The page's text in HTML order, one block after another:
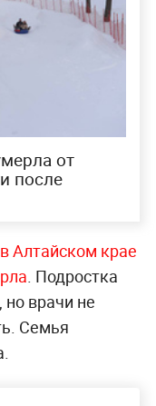
от
после
в Алтайском крае
. Подростка
но врачи не
Семья